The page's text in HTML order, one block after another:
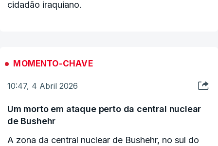
cidadão iraquiano.
MOMENTO-CHAVE
10:47, 4 Abril 2026
Um morto em ataque perto da central nuclear
de Bushehr
A zona da central nuclear de Bushehr, no sul do